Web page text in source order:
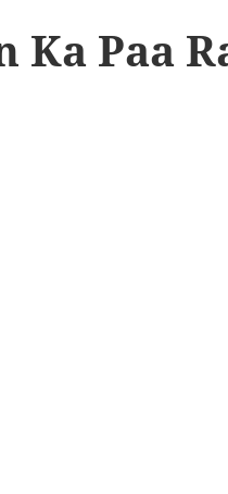
Ka Paa